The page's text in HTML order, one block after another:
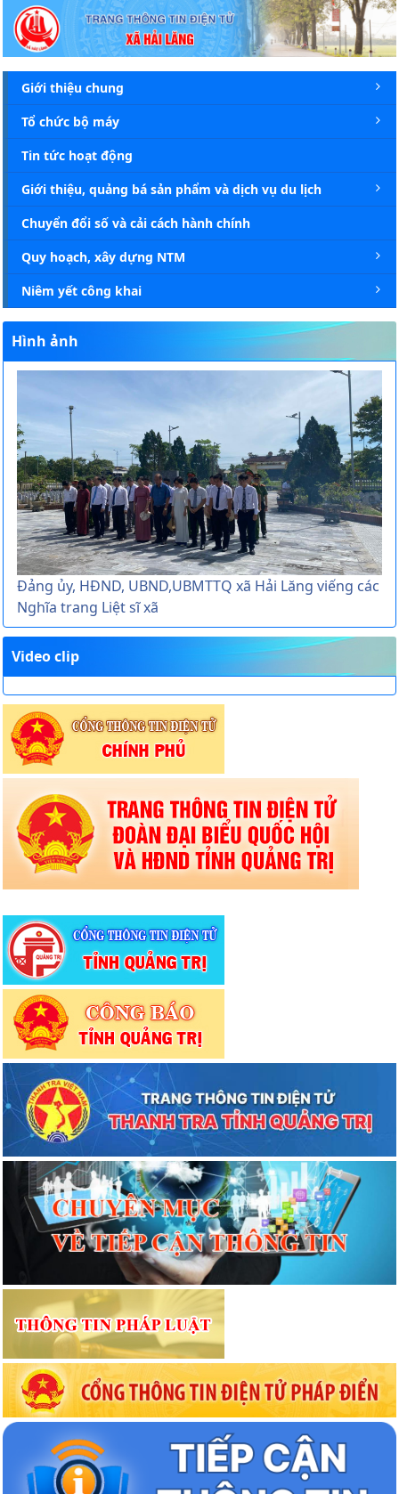
Chi tiết tin - Xã Hải Lăng
Giới thiệu chung
Tổ chức bộ máy
Tin tức hoạt động
Giới thiệu, quảng bá sản phẩm và dịch vụ du lịch
Chuyển đổi số và cải cách hành chính
Quy hoạch, xây dựng NTM
Niêm yết công khai
Hình ảnh
Đảng ủy, HĐND, UBND,UBMTTQ xã Hải Lăng viếng các
Nghĩa trang Liệt sĩ xã
Video clip